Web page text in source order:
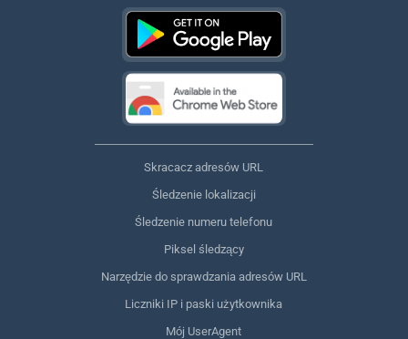
Skracacz adresów URL
Śledzenie lokalizacji
Śledzenie numeru telefonu
Piksel śledzący
Narzędzie do sprawdzania adresów URL
Liczniki IP i paski użytkownika
Mój UserAgent